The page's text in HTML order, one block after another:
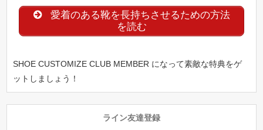
愛着のある靴を長持ちさせるための方法
を読む
SHOE CUSTOMIZE CLUB MEMBER になって素敵な特典をゲ
ットしましょう！
ライン友達登録